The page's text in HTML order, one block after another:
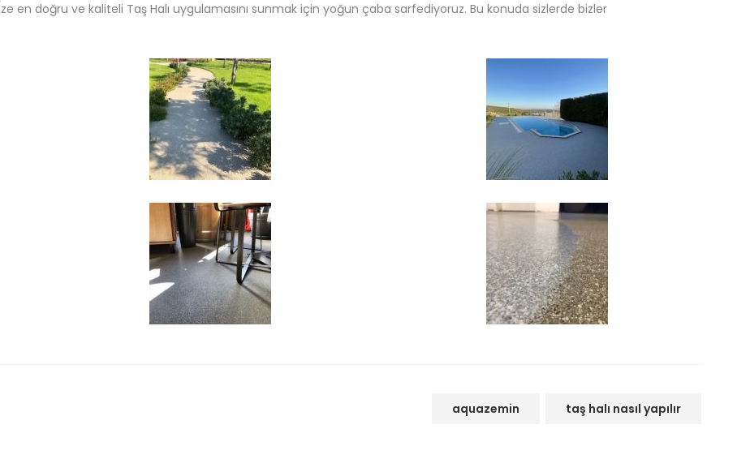
en doğru ve kaliteli Taş Halı uygulamasını sunmak için yoğun çaba sarfediyoruz. Bu konuda sizlerde bizler
aquazemin taş halı nasıl yapılır